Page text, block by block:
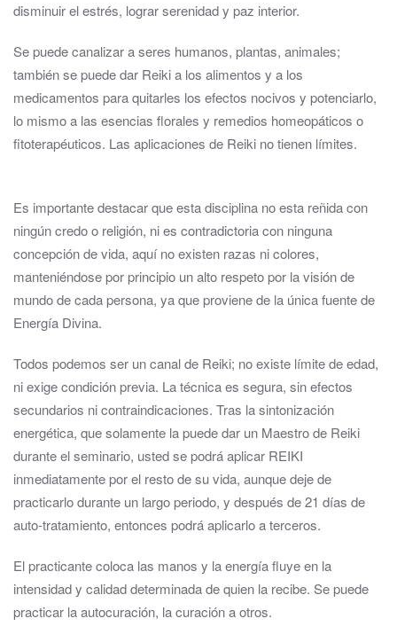
disminuir el estrés, lograr serenidad y paz interior.
Se puede canalizar a seres humanos, plantas, animales;
también se puede dar Reiki a los alimentos y a los
medicamentos para quitarles los efectos nocivos y potenciarlo,
lo mismo a las esencias florales y remedios homeopáticos o
fitoterapéuticos. Las aplicaciones de Reiki no tienen límites.
Es importante destacar que esta disciplina no esta reñida con
ningún credo o religión, ni es contradictoria con ninguna
concepción de vida, aquí no existen razas ni colores,
manteniéndose por principio un alto respeto por la visión de
mundo de cada persona, ya que proviene de la única fuente de
Energía Divina.
Todos podemos ser un canal de Reiki; no existe límite de edad,
ni exige condición previa. La técnica es segura, sin efectos
secundarios ni contraindicaciones. Tras la sintonización
energética, que solamente la puede dar un Maestro de Reiki
durante el seminario, usted se podrá aplicar REIKI
inmediatamente por el resto de su vida, aunque deje de
practicarlo durante un largo periodo, y después de 21 días de
auto-tratamiento, entonces podrá aplicarlo a terceros.
El practicante coloca las manos y la energía fluye en la
intensidad y calidad determinada de quien la recibe. Se puede
practicar la autocuración, la curación a otros.